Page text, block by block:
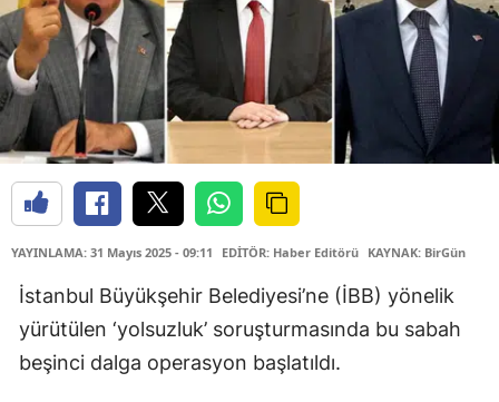
YAYINLAMA: 31 Mayıs 2025 - 09:11 EDİTÖR: Haber Editörü KAYNAK: BirGün
İstanbul Büyükşehir Belediyesi’ne (İBB) yönelik
yürütülen ‘yolsuzluk’ soruşturmasında bu sabah
beşinci dalga operasyon başlatıldı.